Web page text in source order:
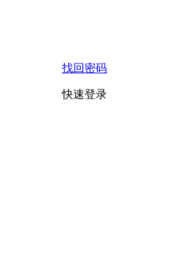
找回密码
快速登录